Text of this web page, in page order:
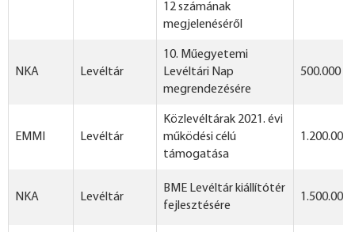
12 számának
megjelenéséről
NKA Levéltár
10. Műegyetemi
Levéltári Nap
megrendezésére
500.000 Ft
EMMI Levéltár
Közlevéltárak 2021. évi
működési célú
támogatása
1.200.000
NKA Levéltár
BME Levéltár kiállítótér
fejlesztésére
1.500.000